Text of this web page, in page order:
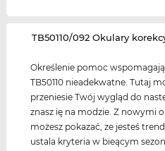
‌TB50110/092 Okulary
Określenie pomoc
TB50110 nieadekwatne. Tutaj
przeniesie Twój wygląd do
znasz ię na modzie. Z nowymi
możesz pokazać, ze jesteś
ustala kryteria w bieącym